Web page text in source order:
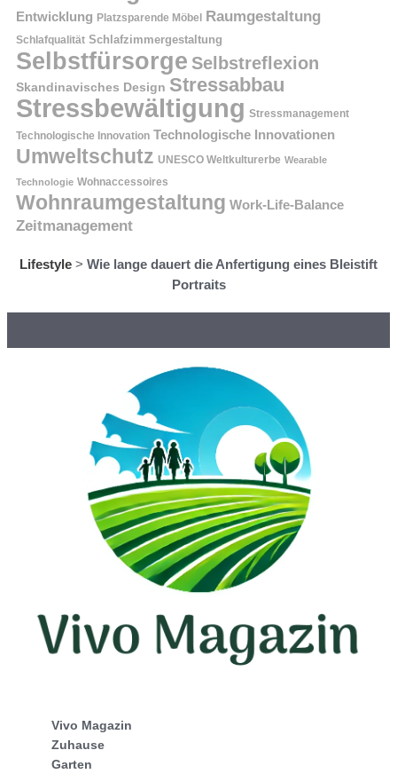
Entwicklung Platzsparende Möbel Raumgestaltung
Schlafqualität Schlafzimmergestaltung
Selbstfürsorge Selbstreflexion
Skandinavisches Design Stressabbau
Stressbewältigung Stressmanagement
Technologische Innovation Technologische Innovationen
Umweltschutz UNESCO Weltkulturerbe Wearable
Technologie Wohnaccessoires
Wohnraumgestaltung Work-Life-Balance
Zeitmanagement
Lifestyle > Wie lange dauert die Anfertigung eines Bleistift
Portraits
Vivo Magazin
Zuhause
Garten